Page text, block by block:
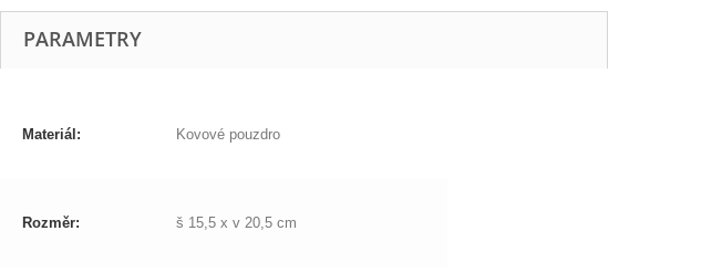
PARAMETRY
Materiál: Kovové pouzdro
Rozměr: š 15,5 x v 20,5 cm